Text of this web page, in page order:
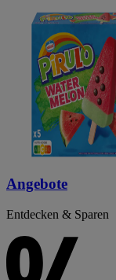
Angebote
Entdecken & Sparen